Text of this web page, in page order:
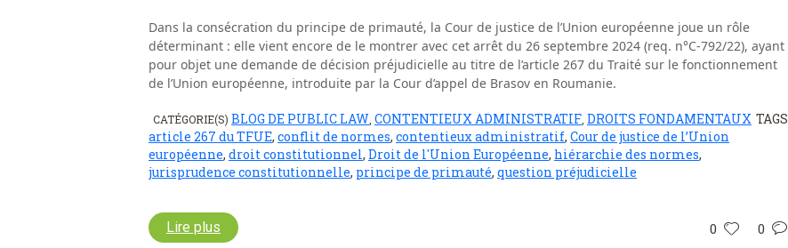
Dans la consécration du principe de primauté, la Cour de justice de l’Union européenne joue un rôle
déterminant : elle vient encore de le montrer avec cet arrêt du 26 septembre 2024 (req. n°C‑792/22), ayant
pour objet une demande de décision préjudicielle au titre de l’article 267 du Traité sur le fonctionnement
de l’Union européenne, introduite par la Cour d’appel de Brasov en Roumanie.
CATÉGORIE(S) BLOG DE PUBLIC LAW CONTENTIEUX ADMINISTRATIF DROITS FONDAMENTAUX TAGS
article 267 du TFUE, conflit de normes, contentieux administratif, Cour de justice de l’Union
européenne, droit constitutionnel, Droit de l'Union Européenne, hiérarchie des normes,
jurisprudence constitutionnelle, principe de primauté, question préjudicielle
0 0
Lire plus